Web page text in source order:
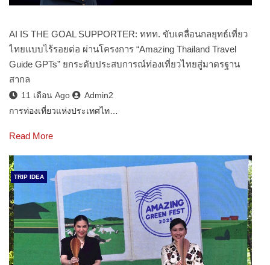
AI IS THE GOAL SUPPORTER: ททท. ขับเคลื่อนกลยุทธ์เที่ยว
ไทยแบบไร้รอยต่อ ผ่านโครงการ “Amazing Thailand Travel
Guide GPTs” ยกระดับประสบการณ์ท่องเที่ยวไทยสู่มาตรฐาน
สากล
11 เดือน Ago
Admin2
การท่องเที่ยวแห่งประเทศไท…
Read More
TRIP IDEA